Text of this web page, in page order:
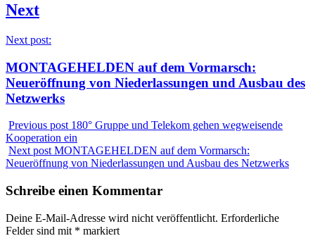
Next
Next post:
MONTAGEHELDEN auf dem Vormarsch:
Neueröffnung von Niederlassungen und Ausbau des
Netzwerks
Previous post 180° Gruppe und Telekom gehen wegweisende
Kooperation ein
Next post MONTAGEHELDEN auf dem Vormarsch:
Neueröffnung von Niederlassungen und Ausbau des Netzwerks
Schreibe einen Kommentar
Deine E-Mail-Adresse wird nicht veröffentlicht. Erforderliche
Felder sind mit * markiert